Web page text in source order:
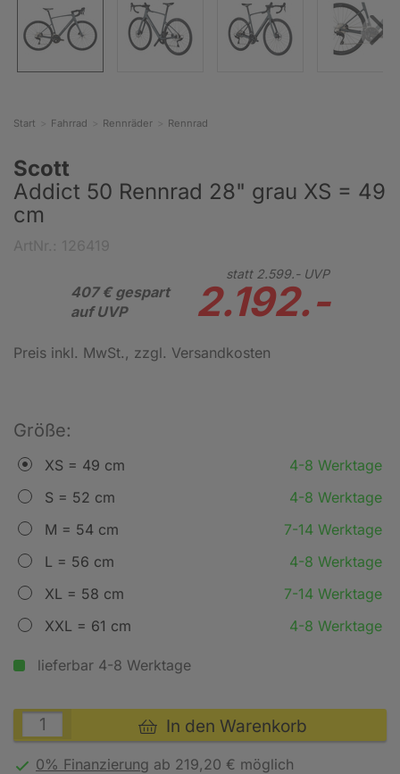
Start Fahrrad Rennräder Rennrad
Scott
Addict 50 Rennrad 28" grau XS = 49
cm
407 € gespart
auf UVP
statt 2.599.-UVP
2.192.-
Preis inkl. MwSt. , zzgl. Versandkosten
Größe:
XS = 49 cm
4-8 Werktage
S = 52 cm
4-8 Werktage
M = 54 cm
7-14 Werktage
L = 56 cm
4-8 Werktage
XL = 58 cm
7-14 Werktage
XXL = 61 cm
4-8 Werktage
lieferbar 4-8 Werktage
In den Warenkorb
0% Finanzierung ab 219,20 € möglich